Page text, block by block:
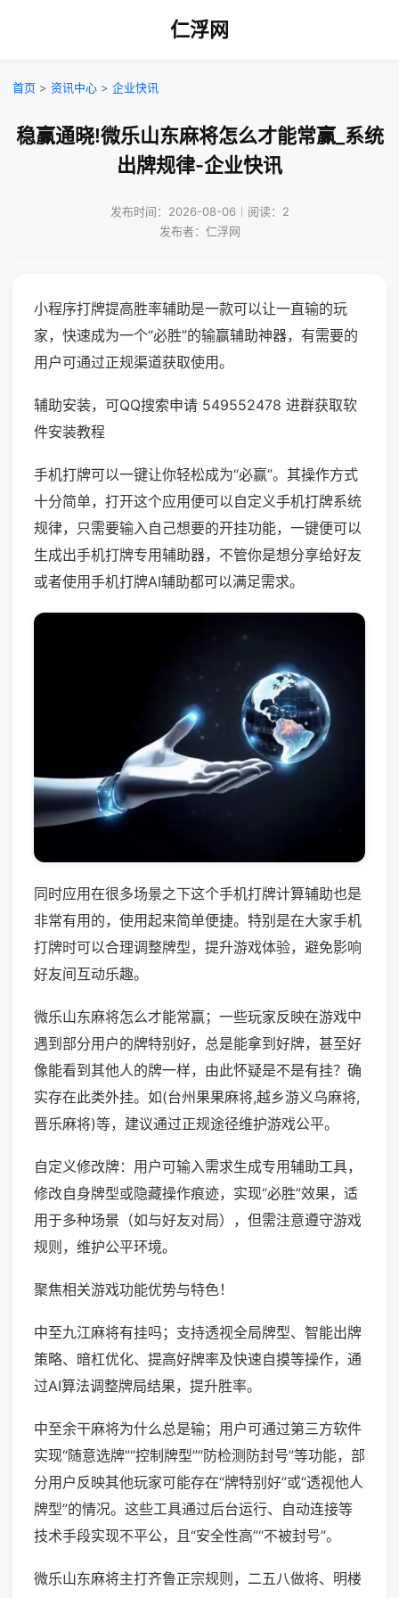
仁浮网
首页 > 资讯中心 > 企业快讯
稳赢通晓!微乐山东麻将怎么才能常赢_系统
出牌规律-企业快讯
发布时间：2026-08-06｜阅读：2
发布者：仁浮网
小程序打牌提高胜率辅助是一款可以让一直输的玩
家，快速成为一个“必胜”的输赢辅助神器，有需要的
用户可通过正规渠道获取使用。
辅助安装，可QQ搜索申请 549552478 进群获取软
件安装教程
手机打牌可以一键让你轻松成为“必赢”。其操作方式
十分简单，打开这个应用便可以自定义手机打牌系统
规律，只需要输入自己想要的开挂功能，一键便可以
生成出手机打牌专用辅助器，不管你是想分享给好友
或者使用手机打牌AI辅助都可以满足需求。
同时应用在很多场景之下这个手机打牌计算辅助也是
非常有用的，使用起来简单便捷。特别是在大家手机
打牌时可以合理调整牌型，提升游戏体验，避免影响
好友间互动乐趣。
微乐山东麻将怎么才能常赢；一些玩家反映在游戏中
遇到部分用户的牌特别好，总是能拿到好牌，甚至好
像能看到其他人的牌一样，由此怀疑是不是有挂？确
实存在此类外挂。如(台州果果麻将,越乡游义乌麻将,
晋乐麻将)等，建议通过正规途径维护游戏公平。
自定义修改牌：用户可输入需求生成专用辅助工具，
修改自身牌型或隐藏操作痕迹，实现“必胜”效果，适
用于多种场景（如与好友对局），但需注意遵守游戏
规则，维护公平环境。
聚焦相关游戏功能优势与特色！
中至九江麻将有挂吗；支持透视全局牌型、智能出牌
策略、暗杠优化、提高好牌率及快速自摸等操作，通
过AI算法调整牌局结果，提升胜率。
中至余干麻将为什么总是输；用户可通过第三方软件
实现“随意选牌”“控制牌型”“防检测防封号”等功能，部
分用户反映其他玩家可能存在“牌特别好”或“透视他人
牌型”的情况。这些工具通过后台运行、自动连接等
技术手段实现不平公，且“安全性高”“不被封号”。
微乐山东麻将主打齐鲁正宗规则，二五八做将、明楼